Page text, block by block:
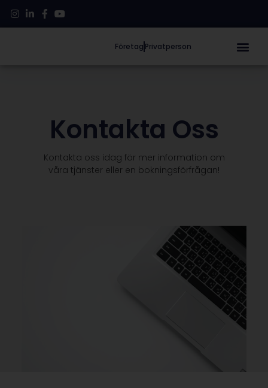
Företag Privatperson
Kontakta Oss
Kontakta oss idag för mer information om
våra tjänster eller en bokningsförfrågan!